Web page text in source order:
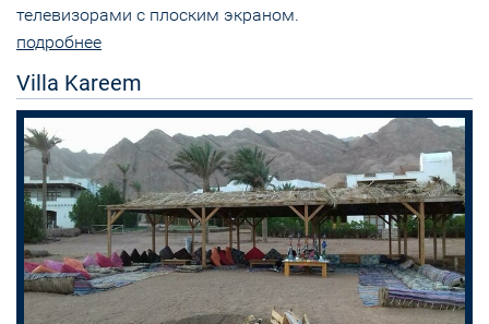
телевизорами с плоским экраном.
подробнее
Villa Kareem